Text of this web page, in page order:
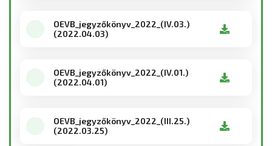
OEVB_jegyzőkönyv_2022_(IV.03.)
(2022.04.03)
OEVB_jegyzőkönyv_2022_(IV.01.)
(2022.04.01)
OEVB_jegyzőkönyv_2022_(III.25.)
(2022.03.25)